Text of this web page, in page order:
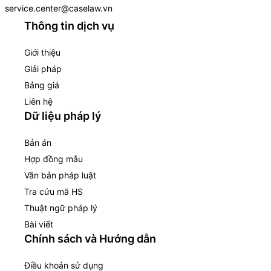
service.center@caselaw.vn
Thông tin dịch vụ
Giới thiệu
Giải pháp
Bảng giá
Liên hệ
Dữ liệu pháp lý
Bản án
Hợp đồng mẫu
Văn bản pháp luật
Tra cứu mã HS
Thuật ngữ pháp lý
Bài viết
Chính sách và Hướng dẫn
Điều khoản sử dụng